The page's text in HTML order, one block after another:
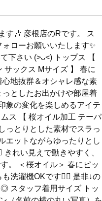
す🎶 彦根店のRです。 ス
ローお願いいたします✨️
下さい (>ᴗ<) トップス 【
サックス Mサイズ 】 春に
地抜群＆オシャレ感な素
としたお出かけや部屋着
象の変化を楽しめるアイテ
ムス 【 桜オイル加工 テーパ
っとりとした素材でスラっ
エットながらゆったりとし
れい見えで動きやすく、
。 ＜桜オイル＞ 春にピッ
洗濯機OKです👌🏻 是非↓の
スタッフ着用サイズ トッ